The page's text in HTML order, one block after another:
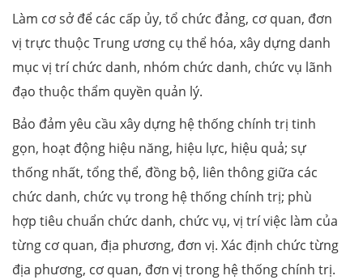
Làm cơ sở để các cấp ủy, tổ chức đảng, cơ quan, đơn
vị trực thuộc Trung ương cụ thể hóa, xây dựng danh
mục vị trí chức danh, nhóm chức danh, chức vụ lãnh
đạo thuộc thẩm quyền quản lý.
Bảo đảm yêu cầu xây dựng hệ thống chính trị tinh
gọn, hoạt động hiệu năng, hiệu lực, hiệu quả; sự
thống nhất, tổng thể, đồng bộ, liên thông giữa các
chức danh, chức vụ trong hệ thống chính trị; phù
hợp tiêu chuẩn chức danh, chức vụ, vị trí việc làm của
từng cơ quan, địa phương, đơn vị. Xác định chức từng
địa phương, cơ quan, đơn vị trong hệ thống chính trị.